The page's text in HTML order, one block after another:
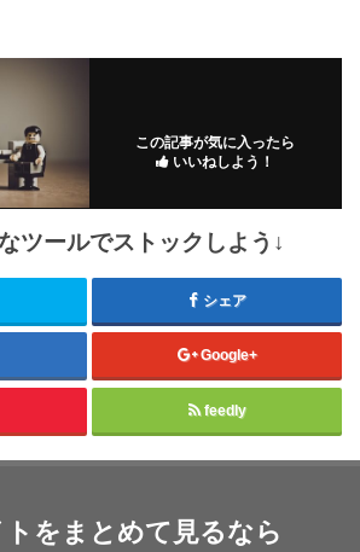
この記事が気に入ったら
いいねしよう！
ツールでストックしよう↓
シェア
Google+
feedly
をまとめて見るなら